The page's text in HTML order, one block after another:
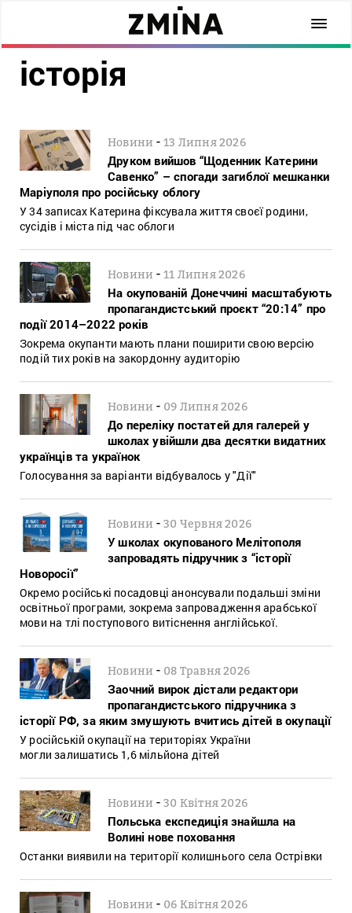
історія
Новини -13 Липня 2026
Друком вийшов “Щоденник Катерини
Савенко” – спогади загиблої мешканки
Маріуполя про російську облогу
У 34 записах Катерина фіксувала життя своєї родини,
сусідів і міста під час облоги
Новини -11 Липня 2026
На окупованій Донеччині масштабують
пропагандистський проєкт “20:14” про
події 2014–2022 років
Зокрема окупанти мають плани поширити свою версію
подій тих років на закордонну аудиторію
Новини - 09 Липня 2026
До переліку постатей для галерей у
школах увійшли два десятки видатних
українців та українок
Голосування за варіанти відбувалось у "Дії"
Новини -30 Червня 2026
У школах окупованого Мелітополя
запровадять підручник з “історії
Новоросії”
Окремо російські посадовці анонсували подальші зміни
освітньої програми, зокрема запровадження арабської
мови на тлі поступового витіснення англійської.
Новини - 08 Травня 2026
Заочний вирок дістали редактори
пропагандистського підручника з
історії РФ, за яким змушують вчитись дітей в окупації
У російській окупації на територіях України
могли залишатись 1,6 мільйона дітей
Новини -30 Квітня 2026
Польська експедиція знайшла на
Волині нове поховання
Останки виявили на території колишнього села Острівки
Новини - 06 Квітня 2026